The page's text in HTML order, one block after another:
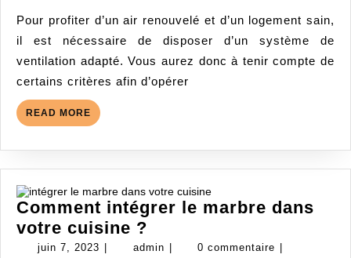
conseils
pour
bien
Pour profiter d’un air renouvelé et d’un logement sain,
il est nécessaire de disposer d’un système de
ventilation adapté. Vous aurez donc à tenir compte de
certains critères afin d’opérer
READ MORE READ
MORE
Comment intégrer le marbre dans
votre cuisine ?
intégrer
juin 7, 2023 juin
admin admin0 commentaire